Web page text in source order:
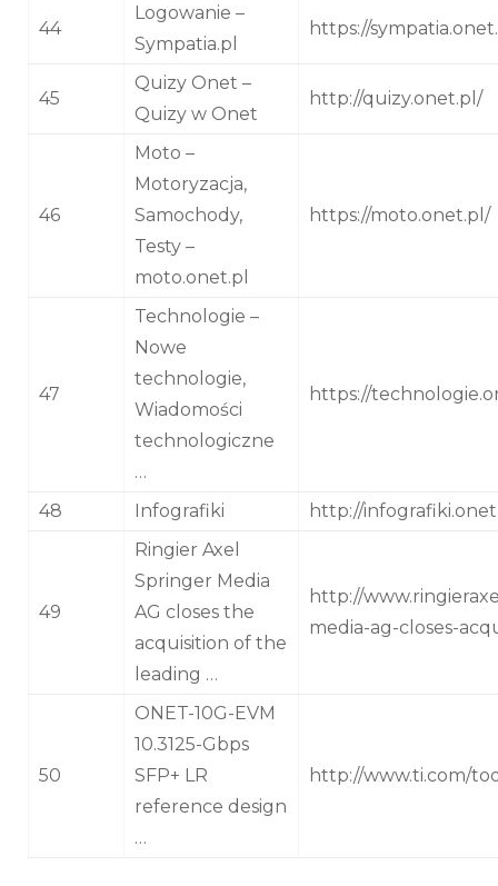
44
Logowanie –
Sympatia.pl
https://
45
Quizy Onet –
Quizy w Onet
http://quizy.onet.pl/
46
Moto –
Motoryzacja,
Samochody,
Testy –
moto.onet.pl
https://moto.onet.pl/
47
Technologie –
Nowe
technologie,
Wiadomości
technologiczne
…
https://
48 Infografiki http://
49
Ringier Axel
Springer Media
AG closes the
acquisition of the
leading …
http://
media-ag-closes-
50
ONET-10G-EVM
10.3125-Gbps
SFP+ LR
reference design
…
http://www.ti.com/